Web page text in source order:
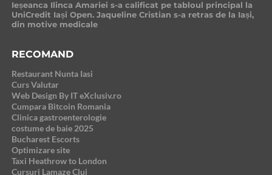
Ieșeanca Ilinca Amariei s-a calificat pe tabloul principal la
UniCredit Iași Open. Jaqueline Cristian s-a retras de la Iași,
din motive medicale
RECOMAND
Restaurant Nunta Iasi
Curs Valutar
Web Design By IT eXclusiv.ro
Cumpara Bitcoin Romania
Clinica gastroenterologie
costume de baie 2025
Bucharest Escorts
Optimizare site
Taxi Heathrow to London
Cursuri Lamaze Cluj